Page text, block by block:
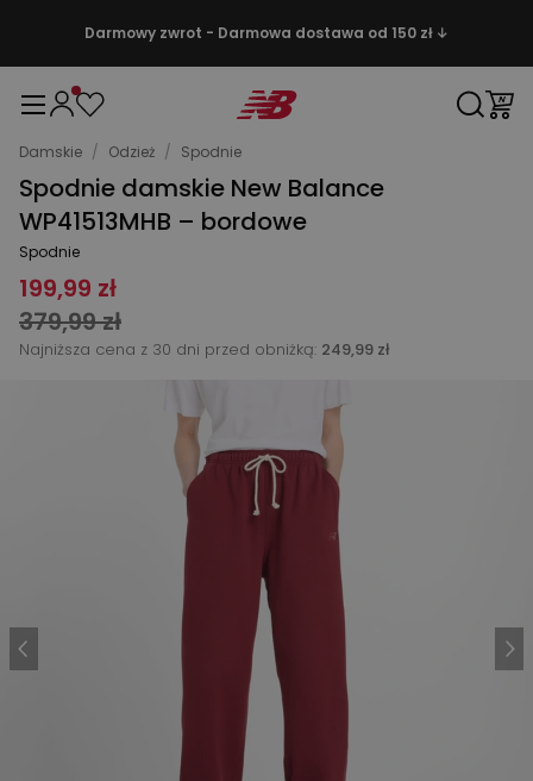
Darmowy zwrot - Darmowa dostawa od 150 zł ↓
Damskie / Odzież / Spodnie
Spodnie damskie New Balance
WP41513MHB – bordowe
Spodnie
199,99 zł
379,99 zł
Najniższa cena z 30 dni przed obniżką: 249,99 zł